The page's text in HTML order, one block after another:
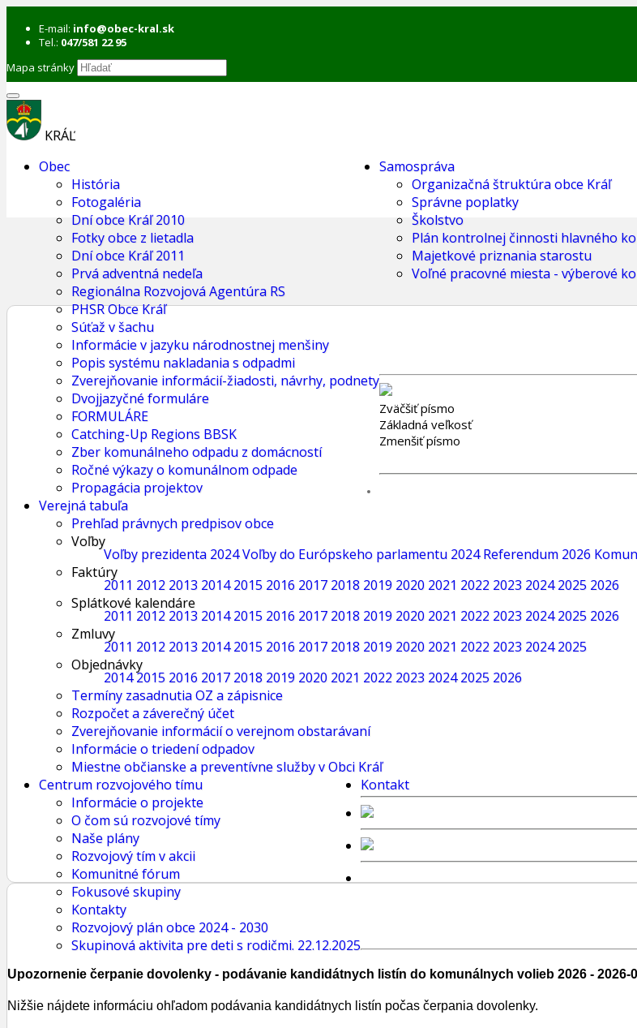
E-mail: info@obec-kral.sk
Tel.: 047/581 22 95
Mapa stránky
KRÁĽ
Obec
História
Fotogaléria
Dní obce Kráľ 2010
Fotky obce z lietadla
Dní obce Kráľ 2011
Prvá adventná nedeľa
Regionálna Rozvojová Agentúra RS
PHSR Obce Kráľ
Súťaž v šachu
Informácie v jazyku národnostnej menšiny
Popis systému nakladania s odpadmi
Zverejňovanie informácií-žiadosti, návrhy, podnety
Dvojjazyčné formuláre
FORMULÁRE
Catching-Up Regions BBSK
Zber komunálneho odpadu z domácností
Ročné výkazy o komunálnom odpade
Propagácia projektov
Samospráva
Organizačná štruktúra obce Kráľ
Správne poplatky
Školstvo
Plán kontrolnej činnosti hlavného
Majetkové priznania starostu
Voľné pracovné miesta - výberové
Verejná tabuľa
Prehľad právnych predpisov obce
Voľby
Voľby prezidenta 2024Voľby do Európskeho parlamentu 2024 Referendum 2026
Faktúry
2011 2012 2013 2014 2015 2016 2017 2018 2019 2020 2021 2022 2023 2024 2025 2026
Splátkové kalendáre
2011 2012 2013 2014 2015 2016 2017 2018 2019 2020 2021 2022 2023 2024 2025 2026
Zmluvy
2011 2012 2013 2014 2015 2016 2017 2018 2019 2020 2021 2022 2023 2024 2025
Objednávky
20142015 2016 2017 2018 2019 2020 2021 2022 2023 2024 2025 2026
Termíny zasadnutia OZ a zápisnice
Rozpočet a záverečný účet
Zverejňovanie informácií o verejnom obstarávaní
Informácie o triedení odpadov
Miestne občianske a preventívne služby v Obci Kráľ
Centrum rozvojového tímu
Informácie o projekte
O čom sú rozvojové tímy
Naše plány
Rozvojový tím v akcii
Komunitné fórum
Fokusové skupiny
Kontakty
Rozvojový plán obce 2024 - 2030
Skupinová aktivita pre deti s rodičmi. 22.12.2025
Kontakt
Zväčšiť písmo
Základná veľkosť
Zmenšiť písmo
Upozornenie čerpanie dovolenky - podávanie kandidátnych listín do komunálnych volieb 2026 - 2026-
Nižšie nájdete informáciu ohľadom podávania kandidátnych listín počas čerpania dovolenky.